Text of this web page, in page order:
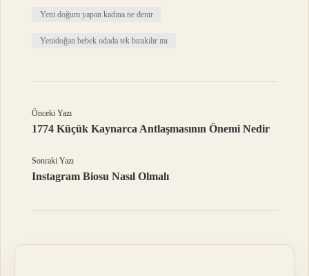
Yeni doğum yapan kadına ne denir
Yenidoğan bebek odada tek bırakılır mı
Önceki Yazı
1774 Küçük Kaynarca Antlaşmasının Önemi Nedir
Sonraki Yazı
Instagram Biosu Nasıl Olmalı